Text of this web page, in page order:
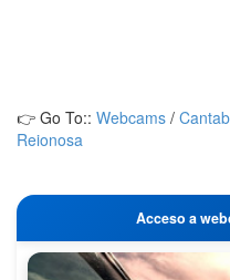
👉 Go To:: Webcams /
Reionosa
Acceso a